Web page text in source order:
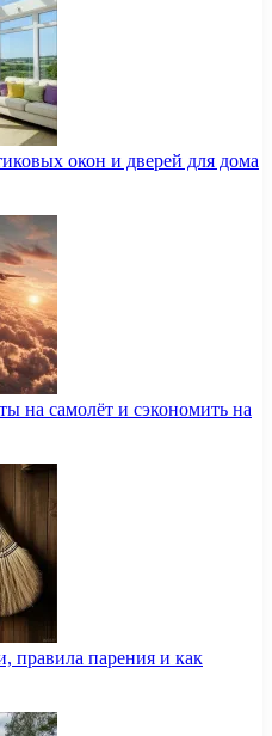
окон и дверей для дома
на самолёт и сэкономить на
правила парения и как